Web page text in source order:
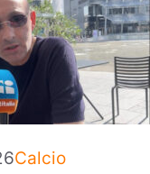
Categorie
Calcio